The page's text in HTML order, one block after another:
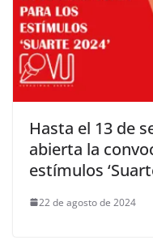
Hasta el 13 de
abierta la
estímulos
22 de agosto de 2024